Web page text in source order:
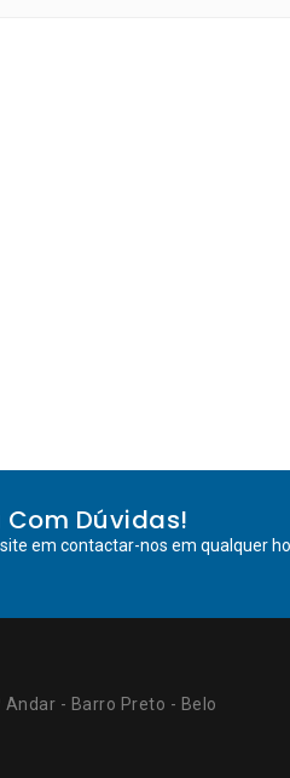
Com Dúvidas!
em contactar-nos em qualquer
Andar - Barro Preto - Belo